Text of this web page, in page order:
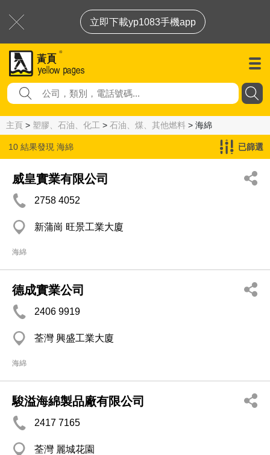
立即下載yp1083手機app
主頁 > 塑膠、石油、化工 > 石油、煤、其他燃料 > 海綿
10 結果發現 海綿 已篩選
威皇實業有限公司
2758 4052
新蒲崗 旺景工業大廈
海綿
德成實業公司
2406 9919
荃灣 興盛工業大廈
海綿
駿溢海綿製品廠有限公司
2417 7165
荃灣 麗城花園